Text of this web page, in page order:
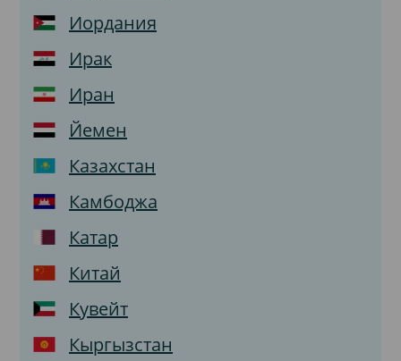
Иордания
Ирак
Иран
Йемен
Казахстан
Камбоджа
Катар
Китай
Кувейт
Кыргызстан